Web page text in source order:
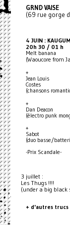
GRND VAISE
(69 rue gorge
4 JUIN :
20h 30 / 01 h
Melt banana
(Waoucore from
+
Jean Louis
Costes
(chansons
+
Dan Deacon
(électro punk
+
Sabot
(duo basse/
-Prix Scandale-
3 juillet :
Les Thugs !!!!
(under a big black
+ d'autres trucs